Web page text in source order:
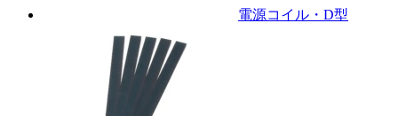
電源コイル・D型